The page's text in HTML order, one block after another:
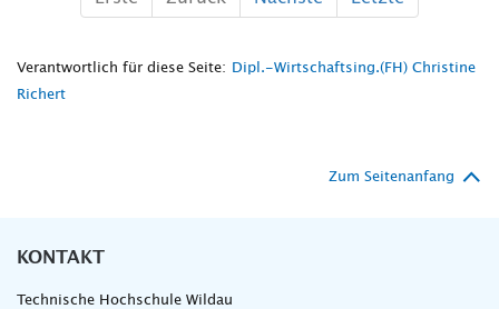
Verantwortlich für diese Seite:
Dipl.-Wirtschaftsing.(FH) Christine
Richert
Zum Seitenanfang
KONTAKT
Technische Hochschule Wildau